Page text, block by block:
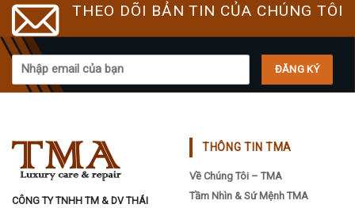
options
may
be
chosen
on
THEO DÕI BẢN TIN CỦA CHÚNG TÔI
CÔNG TY TNHH TM & DV THÁI
THÔNG TIN TMA
Về Chúng Tôi – TMA
Tầm Nhìn & Sứ Mệnh TMA